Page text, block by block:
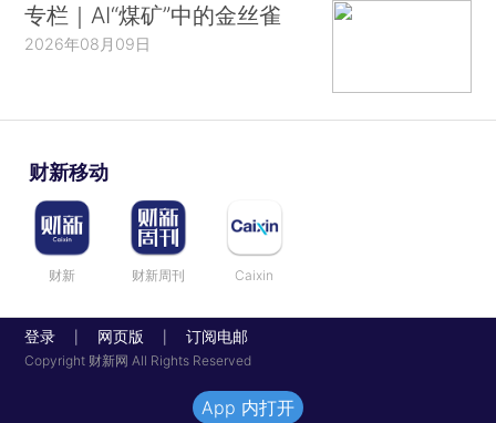
专栏｜AI“煤矿”中的金丝雀
2026年08月09日
财新移动
财新 财新周刊 Caixin
登录 网页版 订阅电邮
Copyright 财新网 All Rights Reserved
App 内打开